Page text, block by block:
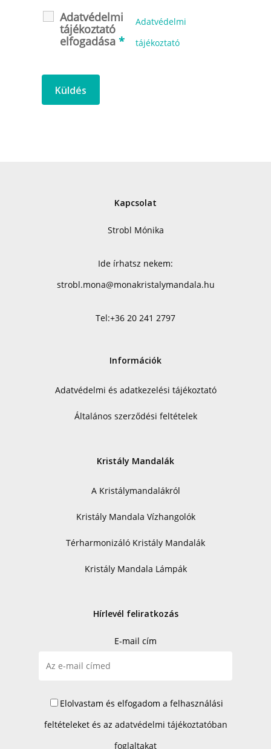
Adatvédelmi
tájékoztató
elfogadása*
Adatvédelmi
tájékoztató
Kapcsolat
Strobl Mónika
Ide írhatsz nekem:
strobl.mona@monakristalymandala.hu
Tel:+36 20 241 2797
Információk
Adatvédelmi és adatkezelési tájékoztató
Általános szerződési feltételek
Kristály Mandalák
A Kristálymandalákról
Kristály Mandala Vízhangolók
Térharmonizáló Kristály Mandalák
Kristály Mandala Lámpák
Hírlevél feliratkozás
E-mail cím
Elolvastam és elfogadom a felhasználási
feltételeket és az adatvédelmi tájékoztatóban
foglaltakat